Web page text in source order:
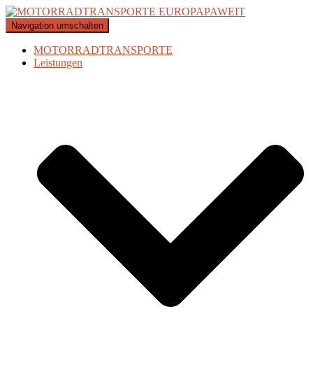
Navigation umschalten
MOTORRADTRANSPORTE
Leistungen